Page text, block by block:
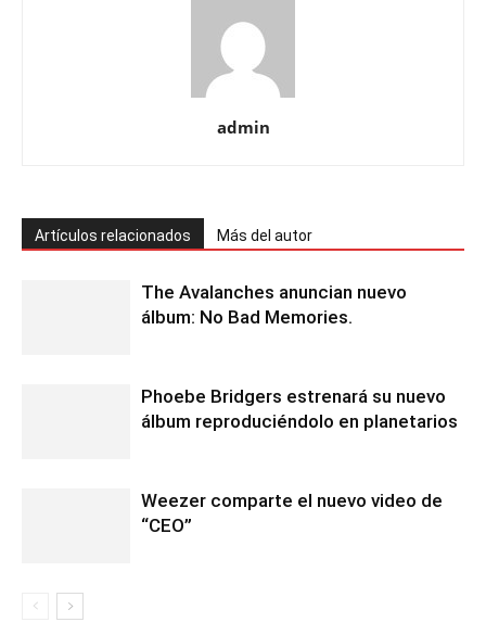
admin
Artículos relacionados Más del autor
The Avalanches anuncian nuevo
álbum: No Bad Memories.
Phoebe Bridgers estrenará su nuevo
álbum reproduciéndolo en planetarios
Weezer comparte el nuevo video de
“CEO”